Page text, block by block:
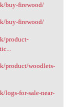
buy-firewood/
buy-firewood/
product-
product/woodlets-
logs-for-sale-near-